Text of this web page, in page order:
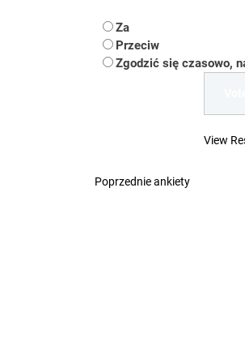
Za
Przeciw
Zgodzić się czasowo,
View
Poprzednie ankiety